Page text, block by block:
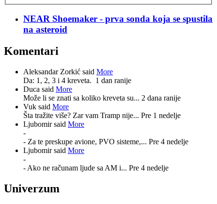
NEAR Shoemaker - prva sonda koja se spustila
na asteroid
Komentari
Aleksandar Zorkić said More
Da: 1, 2, 3 i 4 kreveta. 1 dan ranije
Duca said More
Može li se znati sa koliko kreveta su... 2 dana ranije
Vuk said More
Šta tražite više? Zar vam Tramp nije... Pre 1 nedelje
Ljubomir said More
-
- Za te preskupe avione, PVO sisteme,... Pre 4 nedelje
Ljubomir said More
-
- Ako ne računam ljude sa AM i... Pre 4 nedelje
Univerzum